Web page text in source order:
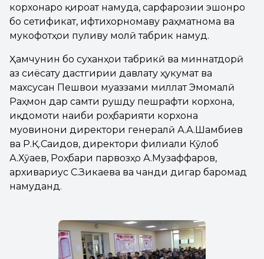
корхонаро қироат намуда, сарфарозии эшонро
бо сетификат, ифтихорномаву раҳматнома ва
мукофотҳои пуливу молӣ табрик намуд.
Ҳамчунин бо суханҳои табрикӣ ва миннатдорӣ
аз сиёсату дастгирии давлату ҳукумат ва
махсусан Пешвои муаззами миллат Эмомалӣ
Раҳмон дар самти рушду пешрафти корхона,
иқдомоти наҷиби роҳбарияти корхона
муовинони директори генералӣ А.А.Шамбиев
ва Р.Қ.Саидов, директори филиали Кӯлоб
А.Хӯҷаев, Роҳбари парвозҳо А.Музаффаров,
архивариус С.Зикаева ва чанди дигар баромад
намуданд.